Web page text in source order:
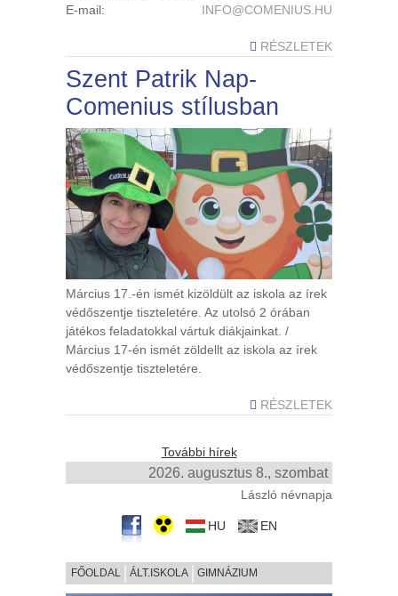
E-mail:
INFO@COMENIUS.HU
RÉSZLETEK
Szent Patrik Nap-
Comenius stílusban
Március 17.-én ismét kizöldült az iskola az írek
védőszentje tiszteletére. Az utolsó 2 órában
játékos feladatokkal vártuk diákjainkat. /
Március 17-én ismét zöldellt az iskola az írek
védőszentje tiszteletére.
RÉSZLETEK
További hírek
2026. augusztus 8., szombat
László névnapja
HU EN
FŐOLDAL ÁLT.ISKOLA GIMNÁZIUM